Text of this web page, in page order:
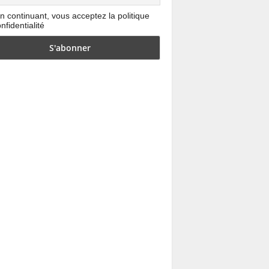
continuant, vous acceptez la politique